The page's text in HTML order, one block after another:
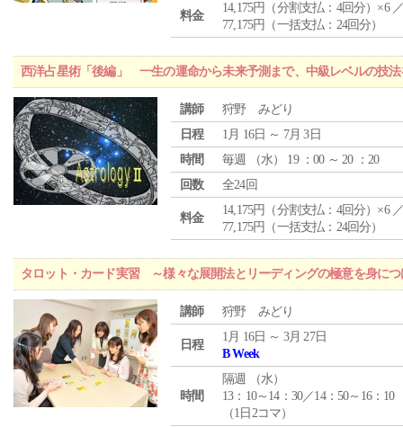
料金
14,175円（分割支払：4回分）×6
77,175円（一括支払：24回分）
西洋占星術「後編」 一生の運命から未来予測まで、中級レベルの技法
講師
狩野 みどり
日程
1月 16日 ～ 7月 3日
時間
毎週 （水） 19 ：00 ～ 20 ：20
回数
全24回
料金
14,175円（分割支払：4回分）×6
77,175円（一括支払：24回分）
タロット・カード実習 ～様々な展開法とリーディングの極意を身につ
講師 狩野 みどり
日程
1月 16日 ～ 3月 27日
B Week
時間
隔週 （水）
13：10～14：30／14：50～16：10
（1日2コマ）